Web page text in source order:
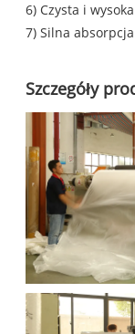
6) Czysta i
7) Silna
Szczegóły